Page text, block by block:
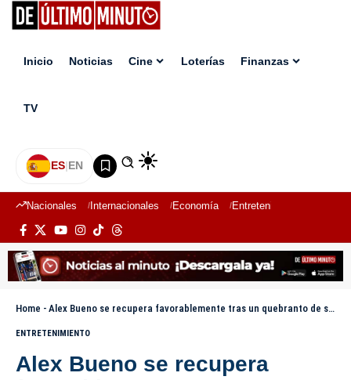
Inicio Noticias Cine Loterías Finanzas
TV
ES|EN
Nacionales Internacionales Economía Entretenimiento
Home - Alex Bueno se recupera favorablemente tras un quebranto de salud
ENTRETENIMIENTO
Alex Bueno se recupera